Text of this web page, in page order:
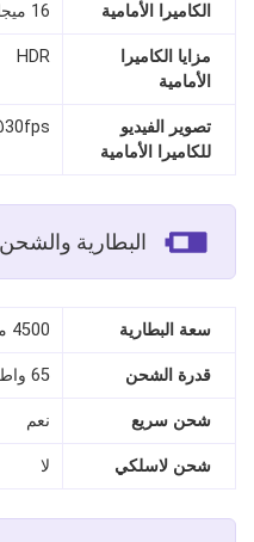
الكاميرا الأمامية 16 ميجا بكسل
مزايا الكاميرا
الأمامية
HDR
تصوير الفيديو
للكاميرا الأمامية
البطارية والشحن
سعة البطارية 4500 ملي امبير
قدرة الشحن 65 واط
شحن سريع نعم
شحن لاسلكي لا